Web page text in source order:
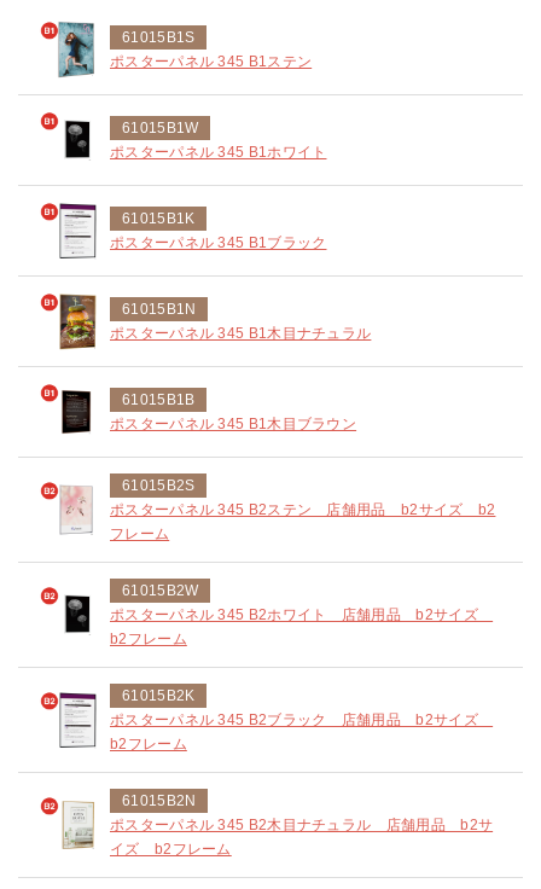
61015B1S
ポスターパネル 345 B1ステン
61015B1W
ポスターパネル 345 B1ホワイト
61015B1K
ポスターパネル 345 B1ブラック
61015B1N
ポスターパネル 345 B1木目ナチュラル
61015B1B
ポスターパネル 345 B1木目ブラウン
61015B2S
ポスターパネル 345 B2ステン 店舗用品 b2サイズ b2
フレーム
61015B2W
ポスターパネル 345 B2ホワイト 店舗用品 b2サイズ
b2フレーム
61015B2K
ポスターパネル 345 B2ブラック 店舗用品 b2サイズ
b2フレーム
61015B2N
ポスターパネル 345 B2木目ナチュラル 店舗用品 b2サ
イズ b2フレーム